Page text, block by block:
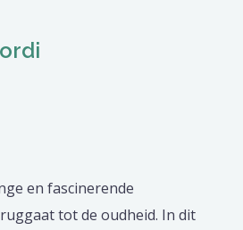
en fascinerende
tot de oudheid. In dit